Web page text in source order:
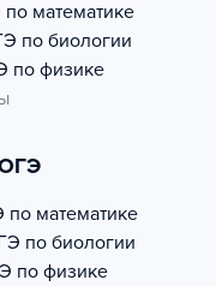
математике
по биологии
по физике
математике
по биологии
по физике